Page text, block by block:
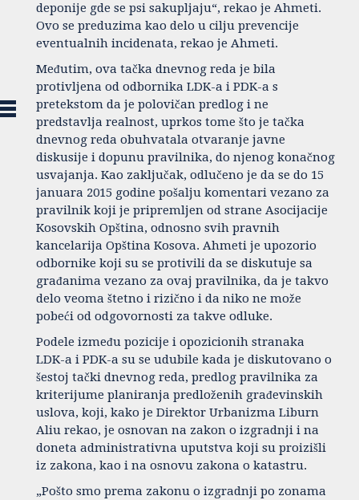
deponije gde se psi sakupljaju“, rekao je Ahmeti.
Ovo se preduzima kao delo u cilju prevencije
eventualnih incidenata, rekao je Ahmeti.
Međutim, ova tačka dnevnog reda je bila
protivljena od odbornika LDK-a i PDK-a s
pretekstom da je polovičan predlog i ne
predstavlja realnost, uprkos tome što je tačka
dnevnog reda obuhvatala otvaranje javne
diskusije i dopunu pravilnika, do njenog konačnog
usvajanja. Kao zaključak, odlučeno je da se do 15
januara 2015 godine pošalju komentari vezano za
pravilnik koji je pripremljen od strane Asocijacije
Kosovskih Opština, odnosno svih pravnih
kancelarija Opština Kosova. Ahmeti je upozorio
odbornike koji su se protivili da se diskutuje sa
građanima vezano za ovaj pravilnika, da je takvo
delo veoma štetno i rizično i da niko ne može
pobeći od odgovornosti za takve odluke.
Podele između pozicije i opozicionih stranaka
LDK-a i PDK-a su se udubile kada je diskutovano o
šestoj tački dnevnog reda, predlog pravilnika za
kriterijume planiranja predloženih građevinskih
uslova, koji, kako je Direktor Urbanizma Liburn
Aliu rekao, je osnovan na zakon o izgradnji i na
doneta administrativna uputstva koji su proizišli
iz zakona, kao i na osnovu zakona o katastru.
„Pošto smo prema zakonu o izgradnji po zonama